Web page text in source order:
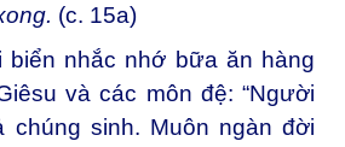
(c. 15a)
biển nhắc nhớ bữa ăn hàng
và các môn đệ: “Người
chúng sinh. Muôn ngàn đời